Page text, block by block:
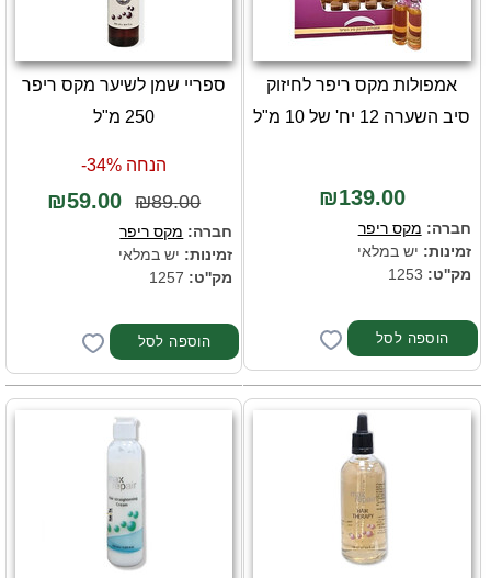
אמפולות מקס ריפר לחיזוק
סיב השערה 12 יח' של 10 מ"ל
₪139.00
חברה: מקס ריפר
זמינות: יש במלאי
מק''ט:
ספריי שמן לשיער מקס ריפר
250 מ"ל
הנחה 34%-
₪89.00
₪59.00
חברה: מקס ריפר
זמינות: יש במלאי
מק''ט: